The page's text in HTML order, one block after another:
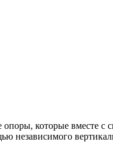
которые вместе с
независимого